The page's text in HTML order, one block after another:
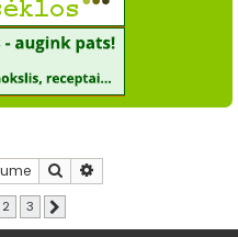
Ieškoti
2 3